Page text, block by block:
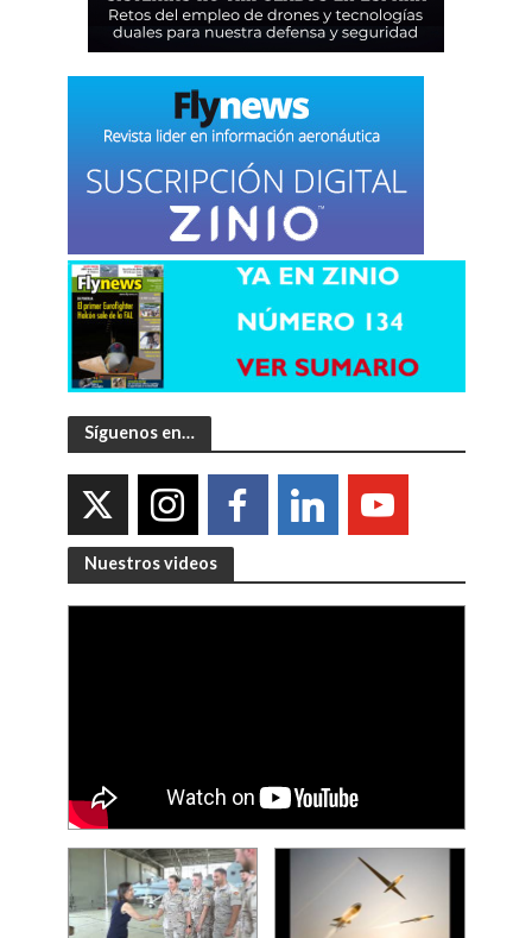
Síguenos en…
Nuestros videos